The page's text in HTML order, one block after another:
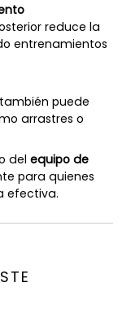
reduce la
entrenamientos
puede
arrastres o
del equipo de
para quienes
efectiva.